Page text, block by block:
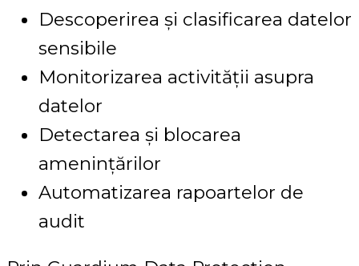
Descoperirea și clasificarea datelor
sensibile
Monitorizarea activității asupra
datelor
Detectarea și blocarea
amenințărilor
Automatizarea rapoartelor de
audit